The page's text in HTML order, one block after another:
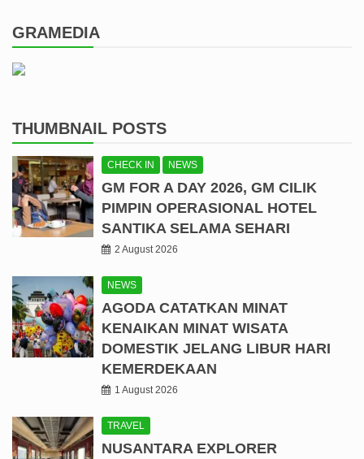
GRAMEDIA
THUMBNAIL POSTS
CHECK IN NEWS
GM FOR A DAY 2026, GM CILIK
PIMPIN OPERASIONAL HOTEL
SANTIKA SELAMA SEHARI
2 August 2026
NEWS
AGODA CATATKAN MINAT
KENAIKAN MINAT WISATA
DOMESTIK JELANG LIBUR HARI
KEMERDEKAAN
1 August 2026
TRAVEL
NUSANTARA EXPLORER